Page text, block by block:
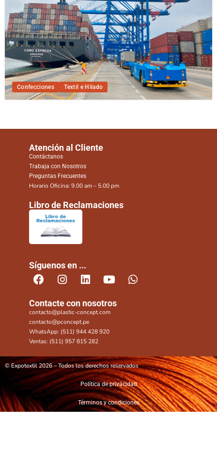
Confecciones Textil e Hilado
Atención al Cliente
Contáctanos
Trabaja con Nosotros
Preguntas Frecuentes
Horario Oficina: 9.00 am – 5.00 pm
Libro de Reclamaciones
Síguenos en ...
Contacte con nosotros
contacto@plastic-concept.com
contacto@pconcept.pe
WhatsApp: (511) 944 428 920
Ventas: (511) 957 815 282
© Expotextil 2026 – Todos los derechos reservados
Política de privacidad
Términos y condiciones